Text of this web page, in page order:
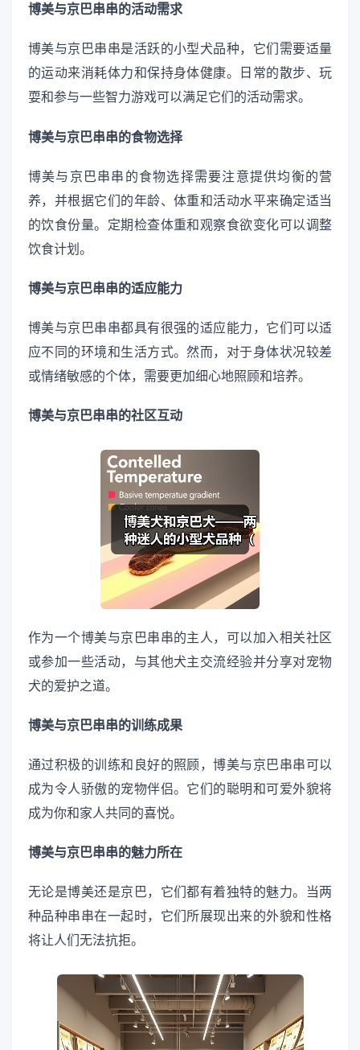
博美与京巴串串的活动需求
博美与京巴串串是活跃的小型犬品种，它们需要适量
的运动来消耗体力和保持身体健康。日常的散步、玩
耍和参与一些智力游戏可以满足它们的活动需求。
博美与京巴串串的食物选择
博美与京巴串串的食物选择需要注意提供均衡的营
养，并根据它们的年龄、体重和活动水平来确定适当
的饮食份量。定期检查体重和观察食欲变化可以调整
饮食计划。
博美与京巴串串的适应能力
博美与京巴串串都具有很强的适应能力，它们可以适
应不同的环境和生活方式。然而，对于身体状况较差
或情绪敏感的个体，需要更加细心地照顾和培养。
博美与京巴串串的社区互动
作为一个博美与京巴串串的主人，可以加入相关社区
或参加一些活动，与其他犬主交流经验并分享对宠物
犬的爱护之道。
博美与京巴串串的训练成果
通过积极的训练和良好的照顾，博美与京巴串串可以
成为令人骄傲的宠物伴侣。它们的聪明和可爱外貌将
成为你和家人共同的喜悦。
博美与京巴串串的魅力所在
无论是博美还是京巴，它们都有着独特的魅力。当两
种品种串串在一起时，它们所展现出来的外貌和性格
将让人们无法抗拒。